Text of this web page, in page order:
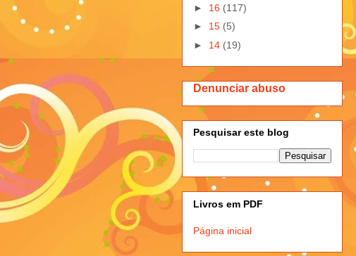
► 16 (117)
► 15 (5)
► 14 (19)
Denunciar abuso
Pesquisar este blog
Livros em PDF
Página inicial